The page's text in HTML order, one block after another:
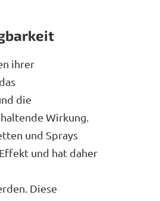
ihrer
die
Wirkung.
und Sprays
und hat daher
Diese